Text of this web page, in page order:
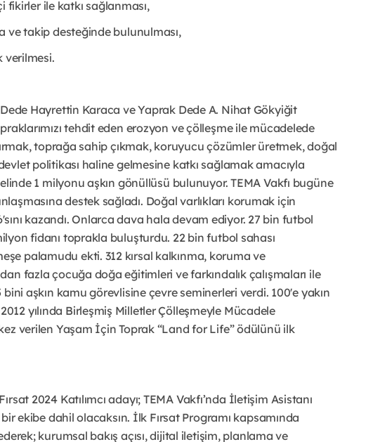
fikirler ile katkı sağlanması,
ve takip desteğinde bulunulması,
verilmesi.
Dede Hayrettin Karaca ve Yaprak Dede A. Nihat Gökyiğit
tehdit eden erozyon ve çölleşme ile mücadelede
toprağa sahip çıkmak, koruyucu çözümler üretmek, doğal
politikası haline gelmesine katkı sağlamak amacıyla
1 milyonu aşkın gönüllüsü bulunuyor. TEMA Vakfı bugüne
destek sağladı. Doğal varlıkları korumak için
kazandı. Onlarca dava hala devam ediyor. 27 bin futbol
fidanı toprakla buluşturdu. 22 bin futbol sahası
palamudu ekti. 312 kırsal kalkınma, koruma ve
fazla çocuğa doğa eğitimleri ve farkındalık çalışmaları ile
aşkın kamu görevlisine çevre seminerleri verdi. 100'e yakın
yılında Birleşmiş Milletler Çölleşmeyle Mücadele
verilen Yaşam İçin Toprak “Land for Life” ödülünü ilk
2024 Katılımcı adayı; TEMA Vakfı’nda İletişim Asistanı
ekibe dahil olacaksın. İlk Fırsat Programı kapsamında
kurumsal bakış açısı, dijital iletişim, planlama ve